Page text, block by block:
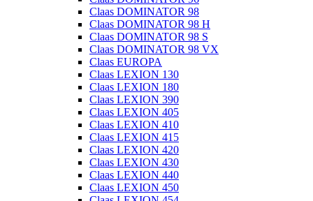
Claas DOMINATOR 98
Claas DOMINATOR 98 H
Claas DOMINATOR 98 S
Claas DOMINATOR 98 VX
Claas EUROPA
Claas LEXION 130
Claas LEXION 180
Claas LEXION 390
Claas LEXION 405
Claas LEXION 410
Claas LEXION 415
Claas LEXION 420
Claas LEXION 430
Claas LEXION 440
Claas LEXION 450